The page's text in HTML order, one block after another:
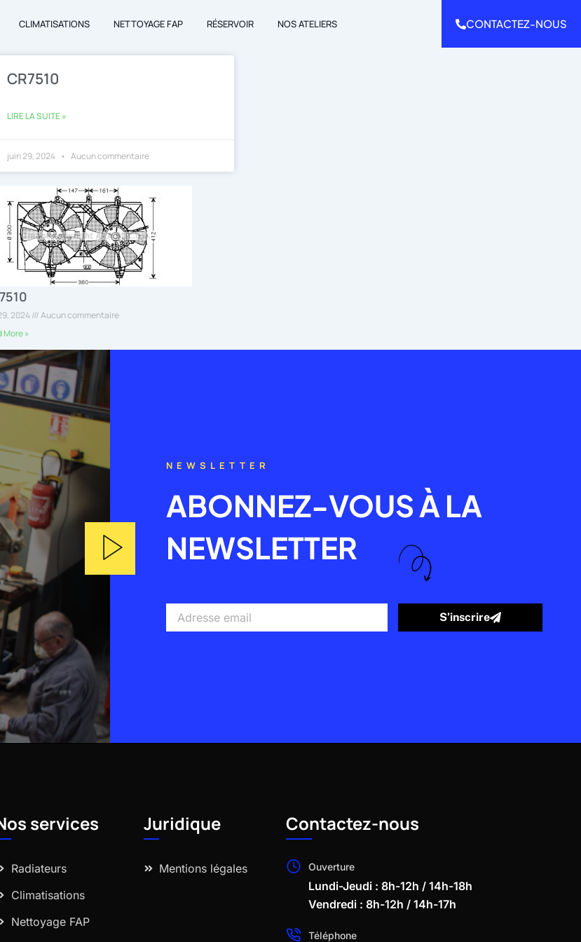
CLIMATISATIONS NETTOYAGE FAP RÉSERVOIR NOS ATELIERS CONTACTEZ-NOUS
CR7510
LIRE LA SUITE »
juin 29, 2024 Aucun commentaire
2024
Aucun commentaire
More »
NEWSLETTER
ABONNEZ-VOUS À LA
NEWSLETTER
email
S’inscrire
services
Radiateurs
Climatisations
Nettoyage FAP
Juridique
Mentions légales
Contactez-nous
Ouverture
Lundi-Jeudi : 8h-12h / 14h-18h
Vendredi : 8h-12h / 14h-17h
Téléphone